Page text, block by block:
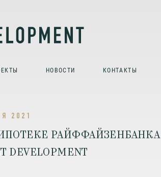
НОВОСТИ КОНТАКТЫ
2021
РАЙФФАЙЗЕНБАНКА